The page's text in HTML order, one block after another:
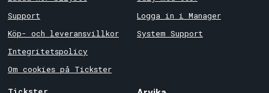
Support
Köp- och leveransvillkor
Integritetspolicy
Om cookies på Tickster
Logga in i Manager
System Support
Tickster